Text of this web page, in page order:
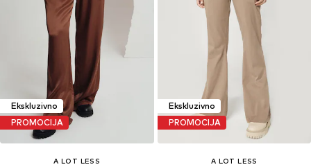
Ekskluzivno
PROMOCIJA
A LOT LESS
Ekskluzivno
PROMOCIJA
A LOT LESS